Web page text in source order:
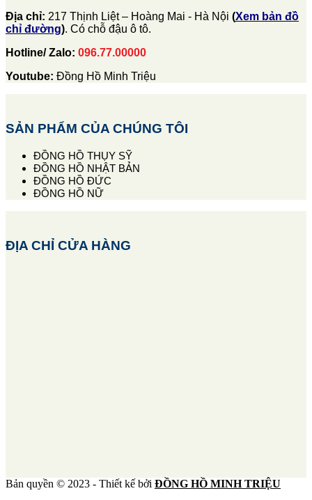
Địa chỉ: 217 Thịnh Liệt – Hoàng Mai - Hà Nội (Xem bản đồ
chỉ đường). Có chỗ đậu ô tô.
Hotline/ Zalo: 096.77.00000
Youtube: Đồng Hồ Minh Triệu
SẢN PHẨM CỦA CHÚNG TÔI
ĐỒNG HỒ THỤY SỸ
ĐỒNG HỒ NHẬT BẢN
ĐỒNG HỒ ĐỨC
ĐỒNG HỒ NỮ
ĐỊA CHỈ CỬA HÀNG
Bản quyền © 2023 - Thiết kế bởi ĐỒNG HỒ MINH TRIỆU